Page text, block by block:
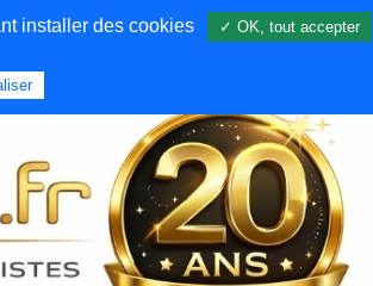
Qui sommes nous Contact
installer des cookies ✓ OK, tout accepter